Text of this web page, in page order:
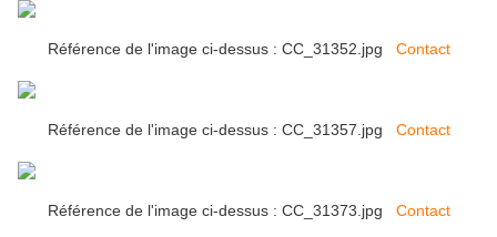
Référence de l'image ci-dessus : CC_31352.jpg Contact
Référence de l'image ci-dessus : CC_31357.jpg Contact
Référence de l'image ci-dessus : CC_31373.jpg Contact